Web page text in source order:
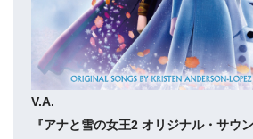
V.A.
『アナと雪の女王2 オリジナル・サウ